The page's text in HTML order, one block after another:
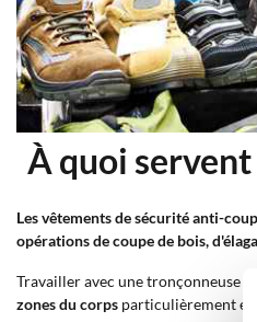
À quoi
Les vêtements de sécurité anti-
opérations de coupe de bois,
Travailler avec une tronçonneuse
zones du corps particulièrement